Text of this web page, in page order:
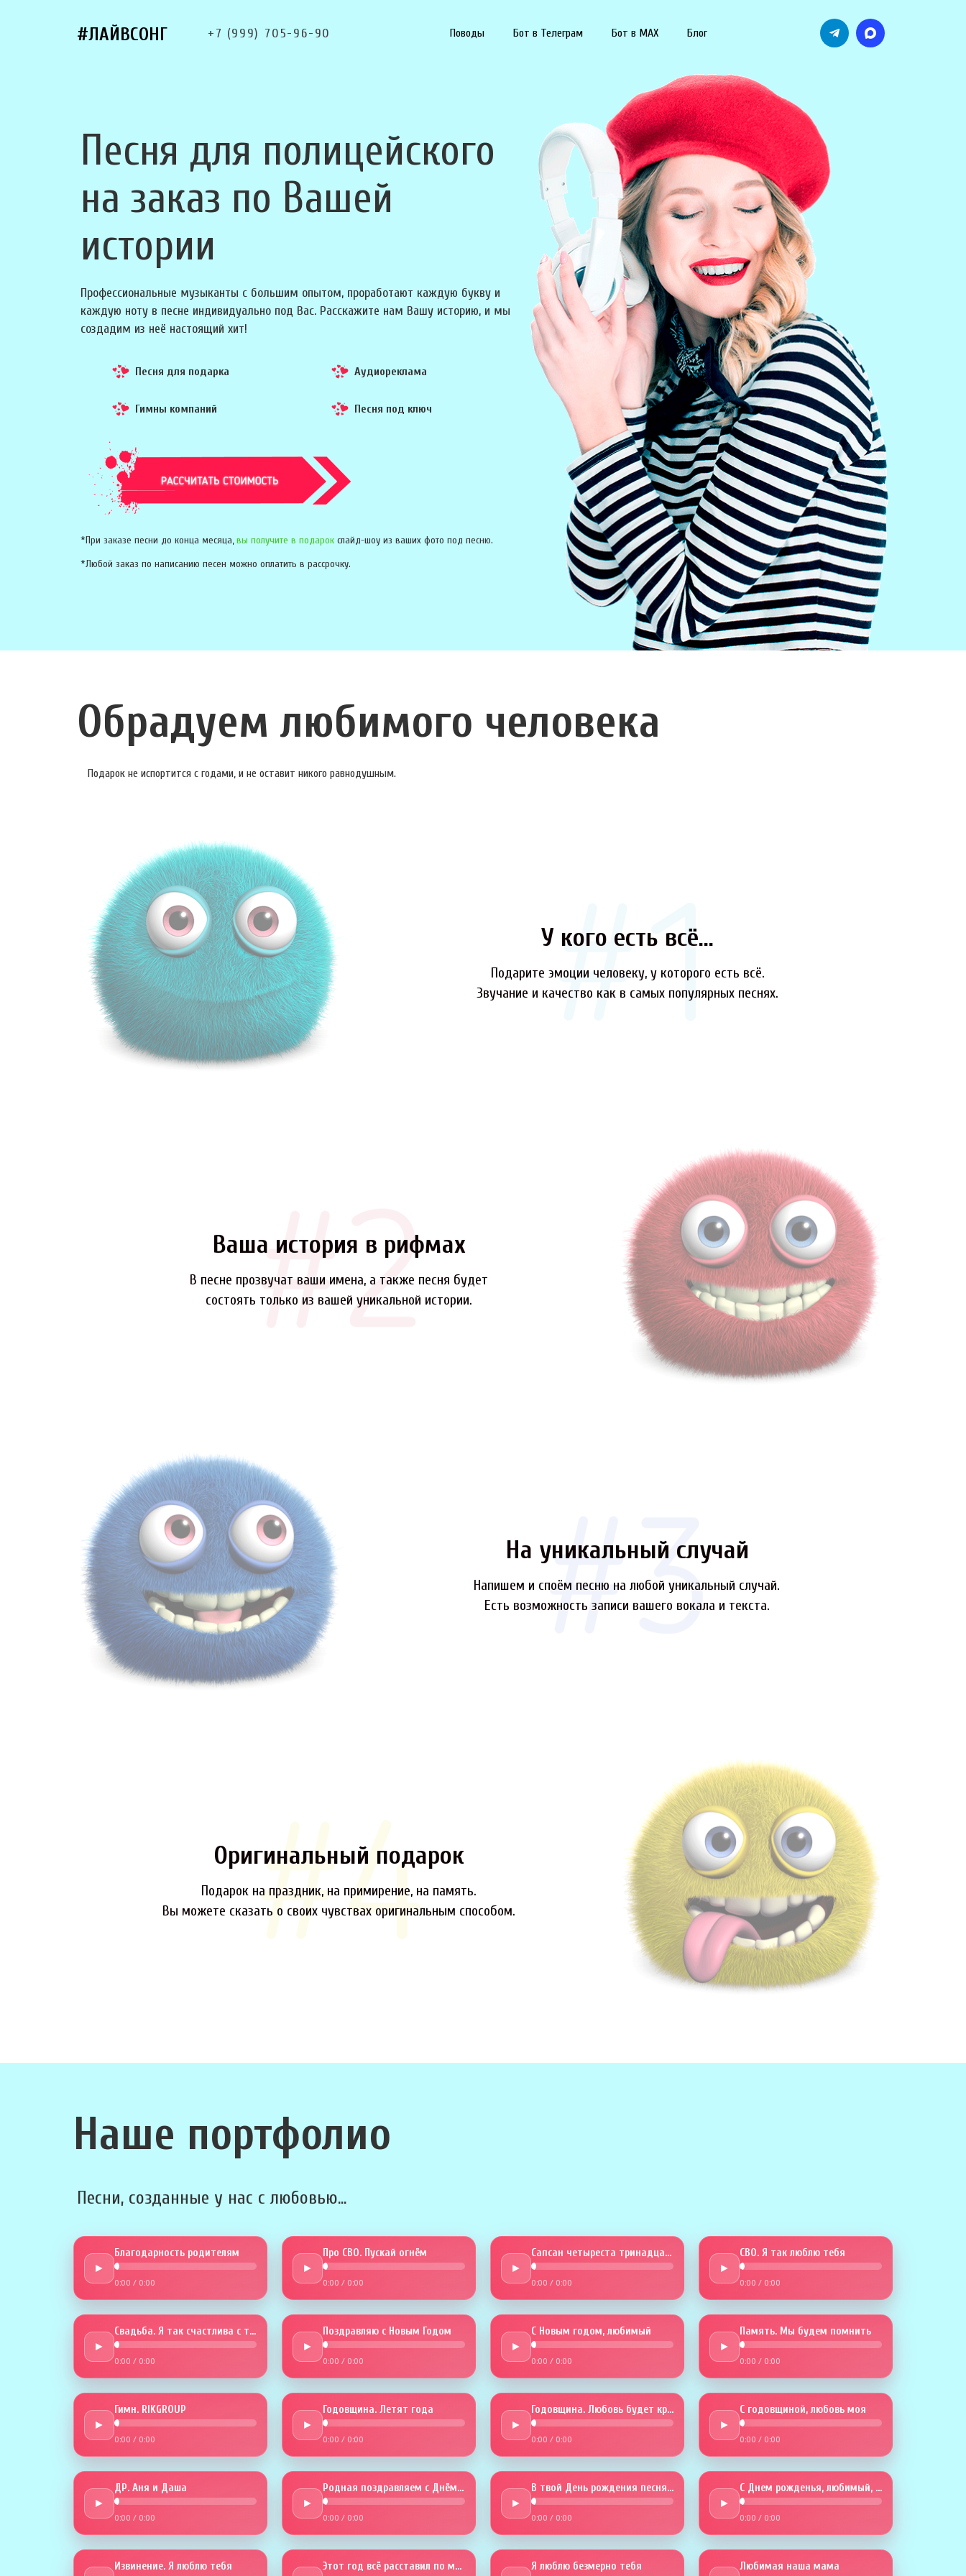
#ЛАЙВСОНГ +7 (999) 705-96-90 Поводы Бот в Телеграм Бот в MAX Блог
Песня для полицейского
на заказ по Вашей
истории
Профессиональные музыканты с большим опытом, проработают каждую букву и
каждую ноту в песне индивидуально под Вас. Расскажите нам Вашу историю, и мы
создадим из неё настоящий хит!
Песня для подарка Аудиореклама
Гимны компаний Песня под ключ
*При заказе песни до конца месяца,вы получите в подарок слайд-шоу из ваших фото под песню.
*Любой заказ по написанию песен можно оплатить в рассрочку.
Обрадуем любимого человека
Подарок не испортится с годами, и не оставит никого равнодушным.
У кого есть всё...
Подарите эмоции человеку, у которого есть всё.
Звучание и качество как в самых популярных песнях.
Ваша история в рифмах
В песне прозвучат ваши имена, а также песня будет
состоять только из вашей уникальной истории.
На уникальный случай
Напишем и споём песню на любой уникальный случай.
Есть возможность записи вашего вокала и текста.
Оригинальный подарок
Подарок на праздник, на примирение, на память.
Вы можете сказать о своих чувствах оригинальным способом.
Наше портфолио
Песни, созданные у нас с любовью...
►
Благодарность родителям
0:00 / 0:00
►
Про СВО. Пускай огнём
0:00 / 0:00
►
Сапсан четыреста тринадцать
0:00 / 0:00
►
СВО. Я так люблю тебя
0:00 / 0:00
►
Свадьба. Я так счастлива с тобой
0:00 / 0:00
►
Поздравляю с Новым Годом
0:00 / 0:00
►
С Новым годом, любимый
0:00 / 0:00
►
Память. Мы будем помнить
0:00 / 0:00
►
Гимн. RIKGROUP
0:00 / 0:00
►
Годовщина. Летят года
0:00 / 0:00
►
Годовщина. Любовь будет крепче
0:00 / 0:00
►
С годовщиной, любовь моя
0:00 / 0:00
►
ДР. Аня и Даша
0:00 / 0:00
►
Родная поздравляем с Днём рожденья
0:00 / 0:00
►
В твой День рождения песня эта
0:00 / 0:00
►
С Днем рожденья, любимый, тебя
0:00 / 0:00
Извинение. Я люблю тебя Этот год всё расставил по местам Я люблю безмерно тебя Любимая наша мама